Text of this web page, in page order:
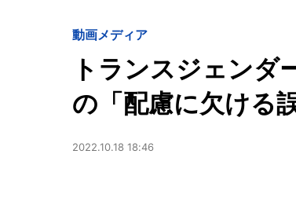
動画メディア
トランスジェン
の「配慮に欠ける
2022.10.18 18:46